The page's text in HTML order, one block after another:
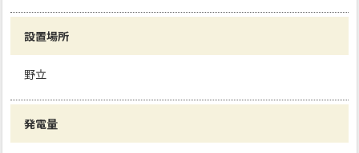
設置場所
野立
発電量